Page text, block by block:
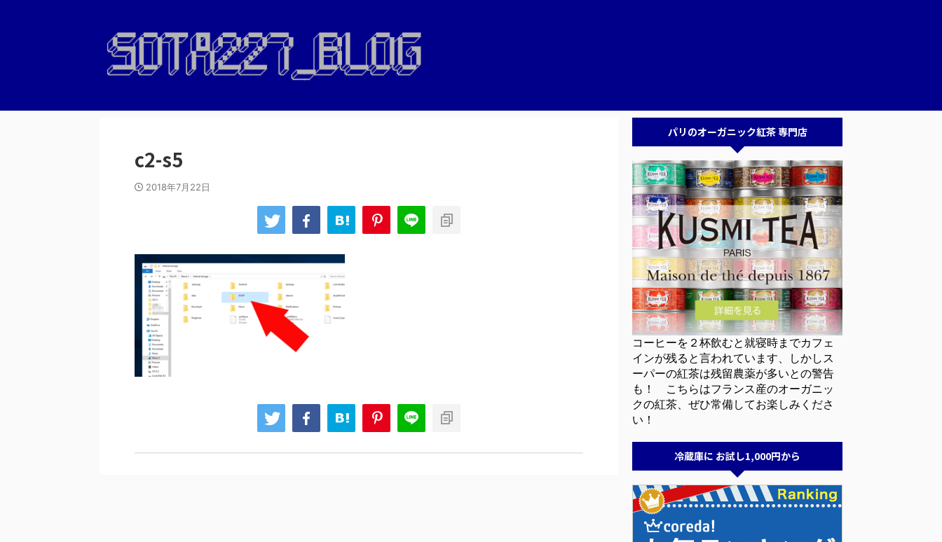
c2-s5
2018年7月22日
パリのオーガニック紅茶 専門店
コーヒーを２杯飲むと就寝時までカフェ
インが残ると言われています、しかしス
ーパーの紅茶は残留農薬が多いとの警告
も！ こちらはフランス産のオーガニッ
クの紅茶、ぜひ常備してお楽しみくださ
い！
冷蔵庫に お試し1,000円から